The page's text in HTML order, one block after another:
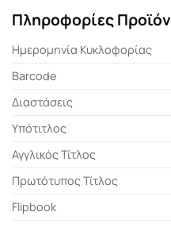
Πληροφορίες
Ημερομηνία Κυκλοφορίας
Barcode
Διαστάσεις
Υπότιτλος
Αγγλικός Τίτλος
Πρωτότυπος Τίτλος
Flipbook